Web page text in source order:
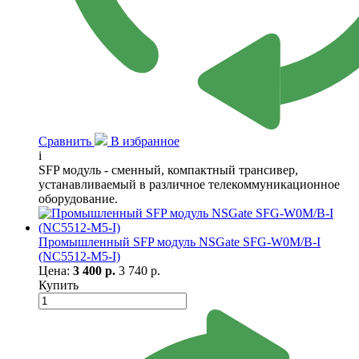
Сравнить
В избранное
i
SFP модуль - сменный, компактный трансивер,
устанавливаемый в различное телекоммуникационное
оборудование.
Промышленный SFP модуль NSGate SFG-W0M/B-I
(NC5512-M5-I)
Цена: 3 400 р. 3 740 р.
Купить